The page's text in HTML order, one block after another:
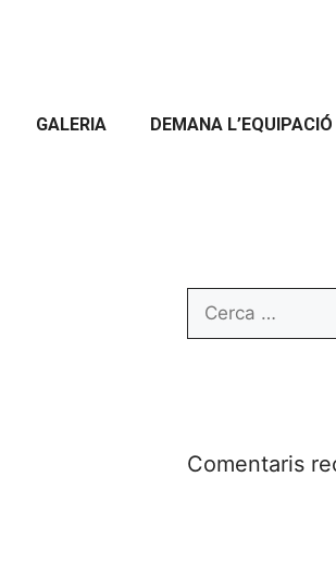
GALERIA DEMANA L’EQUIPACIÓ
Comentaris